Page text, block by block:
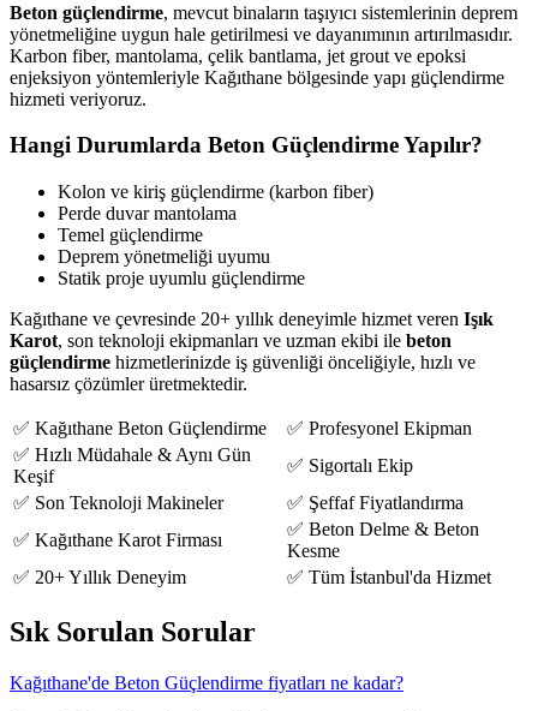
Beton güçlendirme, mevcut binaların taşıyıcı sistemlerinin deprem
yönetmeliğine uygun hale getirilmesi ve dayanımının artırılmasıdır.
Karbon fiber, mantolama, çelik bantlama, jet grout ve epoksi
enjeksiyon yöntemleriyle Kağıthane bölgesinde yapı güçlendirme
hizmeti veriyoruz.
Hangi Durumlarda Beton Güçlendirme Yapılır?
Kolon ve kiriş güçlendirme (karbon fiber)
Perde duvar mantolama
Temel güçlendirme
Deprem yönetmeliği uyumu
Statik proje uyumlu güçlendirme
Kağıthane ve çevresinde 20+ yıllık deneyimle hizmet veren Işık
Karot, son teknoloji ekipmanları ve uzman ekibi ile beton
güçlendirme hizmetlerinizde iş güvenliği önceliğiyle, hızlı ve
hasarsız çözümler üretmektedir.
✅ Kağıthane Beton Güçlendirme
✅ Profesyonel Ekipman
✅ Hızlı Müdahale & Aynı Gün
Keşif
✅ Sigortalı Ekip
✅ Son Teknoloji Makineler
✅ Şeffaf Fiyatlandırma
✅ Kağıthane Karot Firması
✅ Beton Delme & Beton
Kesme
✅ 20+ Yıllık Deneyim
✅ Tüm İstanbul'da Hizmet
Sık Sorulan Sorular
Kağıthane'de Beton Güçlendirme fiyatları ne kadar?